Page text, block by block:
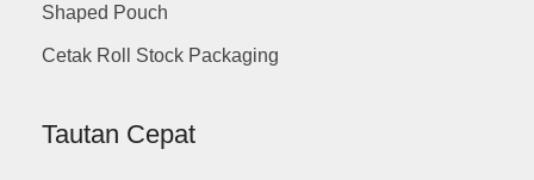
Shaped Pouch
Cetak Roll Stock Packaging
Tautan Cepat